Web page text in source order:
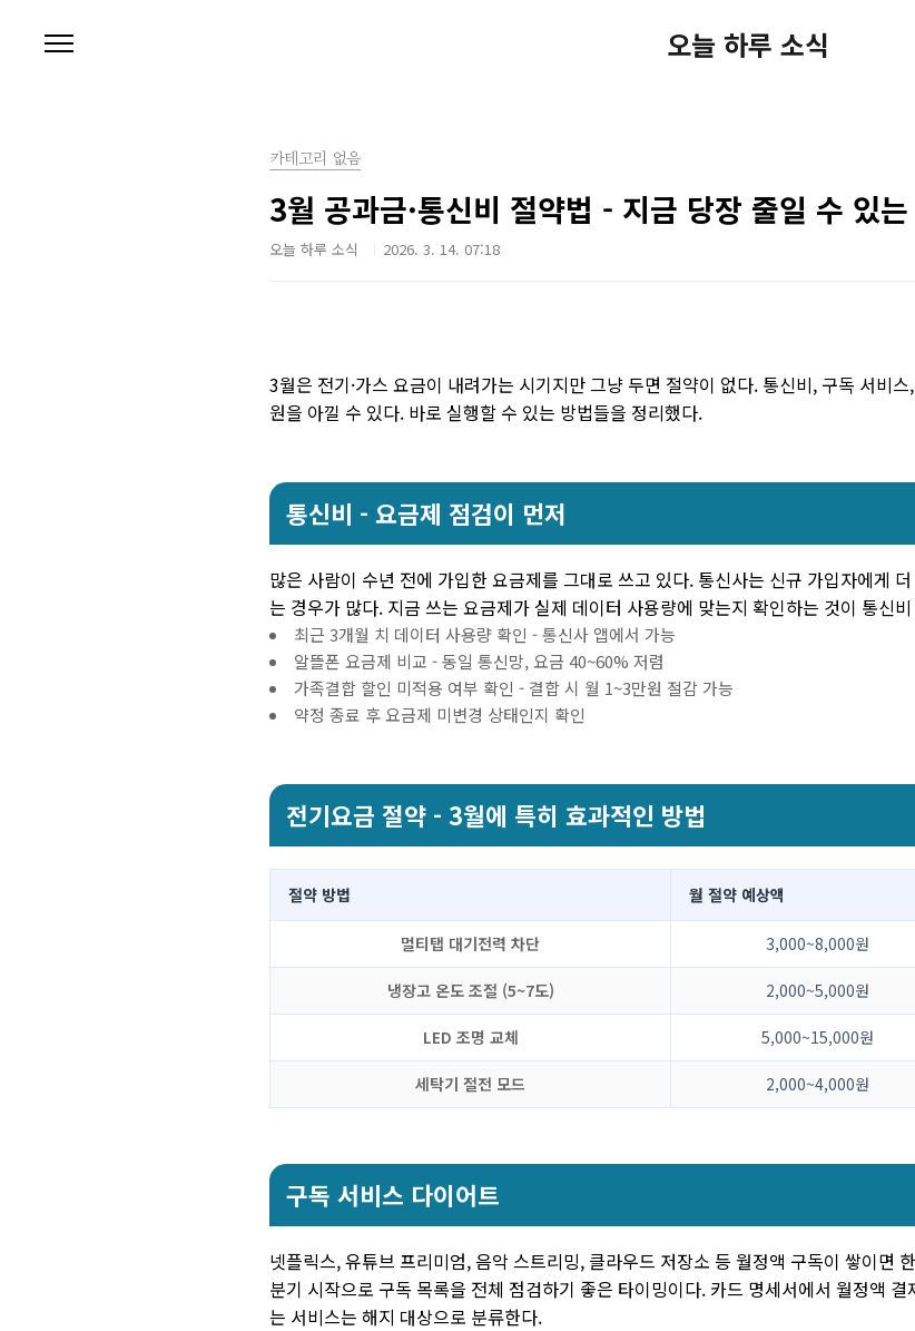
오늘 하루 소식
카테고리 없음
3월 공과금·통신비 절약법 - 지금 당장 줄일 수 있
오늘 하루 소식 2026. 3. 14. 07:18
3월은 전기·가스 요금이 내려가는 시기지만 그냥 두면 절약이 없다. 통신비, 구독 서비
원을 아낄 수 있다. 바로 실행할 수 있는 방법들을 정리했다.
통신비 - 요금제 점검이 먼저
많은 사람이 수년 전에 가입한 요금제를 그대로 쓰고 있다. 통신사는 신규 가입자에게
는 경우가 많다. 지금 쓰는 요금제가 실제 데이터 사용량에 맞는지 확인하는 것이 통신
최근 3개월 치 데이터 사용량 확인 - 통신사 앱에서 가능
알뜰폰 요금제 비교 - 동일 통신망, 요금 40~60% 저렴
가족결합 할인 미적용 여부 확인 - 결합 시 월 1~3만원 절감 가능
약정 종료 후 요금제 미변경 상태인지 확인
전기요금 절약 - 3월에 특히 효과적인 방법
절약 방법 월 절약 예상액
멀티탭 대기전력 차단 3,000~8,000원
냉장고 온도 조절 (5~7도) 2,000~5,000원
LED 조명 교체 5,000~15,000원
세탁기 절전 모드 2,000~4,000원
구독 서비스 다이어트
넷플릭스, 유튜브 프리미엄, 음악 스트리밍, 클라우드 저장소 등 월정액 구독이 쌓이면
분기 시작으로 구독 목록을 전체 점검하기 좋은 타이밍이다. 카드 명세서에서 월정액
는 서비스는 해지 대상으로 분류한다.